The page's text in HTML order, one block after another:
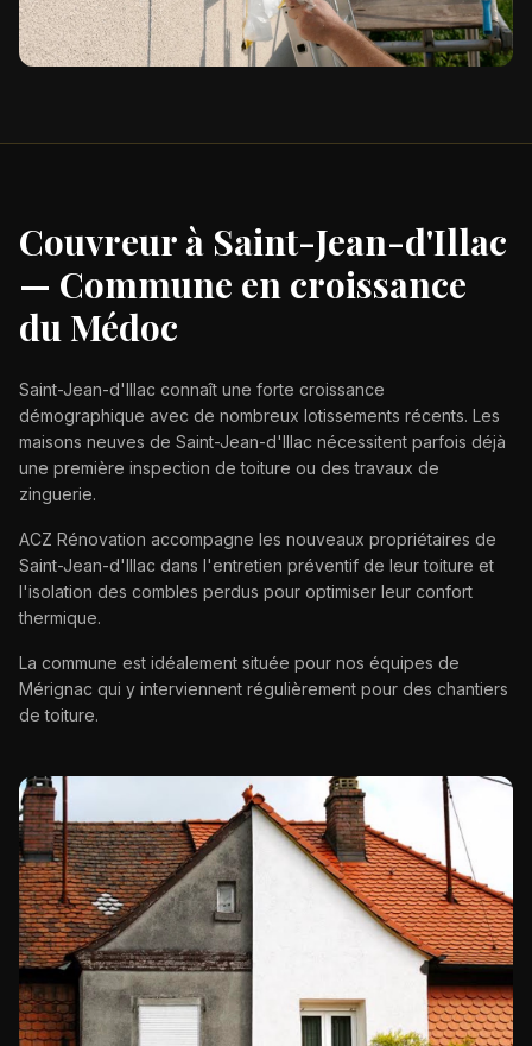
Couvreur à Saint-Jean-d'Illac
— Commune en croissance
du Médoc
Saint-Jean-d'Illac connaît une forte croissance
démographique avec de nombreux lotissements récents. Les
maisons neuves de Saint-Jean-d'Illac nécessitent parfois déjà
une première inspection de toiture ou des travaux de
zinguerie.
ACZ Rénovation accompagne les nouveaux propriétaires de
Saint-Jean-d'Illac dans l'entretien préventif de leur toiture et
l'isolation des combles perdus pour optimiser leur confort
thermique.
La commune est idéalement située pour nos équipes de
Mérignac qui y interviennent régulièrement pour des chantiers
de toiture.